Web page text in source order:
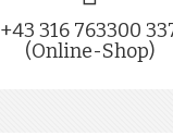
+43 316 763300
(Online-Shop)